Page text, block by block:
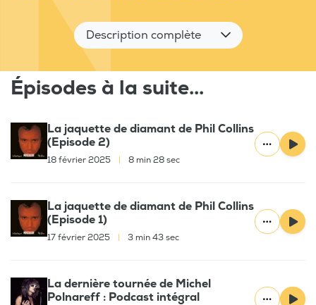
Description complète
Épisodes à la suite...
La jaquette de diamant de Phil Collins
(Episode 2)
18 février 2025 8 min 28 sec
La jaquette de diamant de Phil Collins
(Episode 1)
17 février 2025 3 min 43 sec
La dernière tournée de Michel
Polnareff : Podcast intégral